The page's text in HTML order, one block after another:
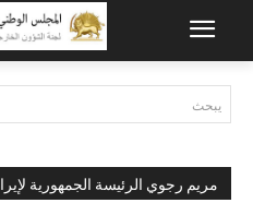
يبحث
مريم رجوي الرئيسة الجمهورية